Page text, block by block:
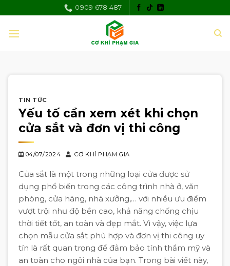
content
0909 678 487
TIN TỨC
Yếu tố cần xem xét khi chọn
cửa sắt và đơn vị thi công
04/07/2024 CƠ KHÍ PHẠM GIA
Cửa sắt là một trong những loại cửa được sử
dụng phổ biến trong các công trình nhà ở, văn
phòng, cửa hàng, nhà xưởng,… với nhiều ưu điểm
vượt trội như độ bền cao, khả năng chống chịu
thời tiết tốt, an toàn và đẹp mắt. Vì vậy, việc lựa
chọn mẫu cửa sắt phù hợp và đơn vị thi công uy
tín là rất quan trọng để đảm bảo tính thẩm mỹ và
an toàn cho ngôi nhà của bạn. Trong bài viết này,